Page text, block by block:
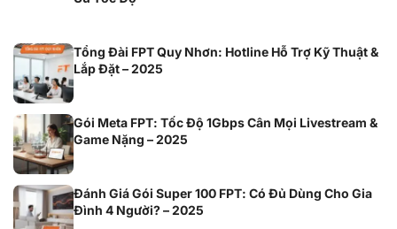
Tổng Đài FPT Quy Nhơn: Hotline Hỗ Trợ Kỹ Thuật &
Lắp Đặt – 2025
Gói Meta FPT: Tốc Độ 1Gbps Cân Mọi Livestream &
Game Nặng – 2025
Đánh Giá Gói Super 100 FPT: Có Đủ Dùng Cho Gia
Đình 4 Người? – 2025